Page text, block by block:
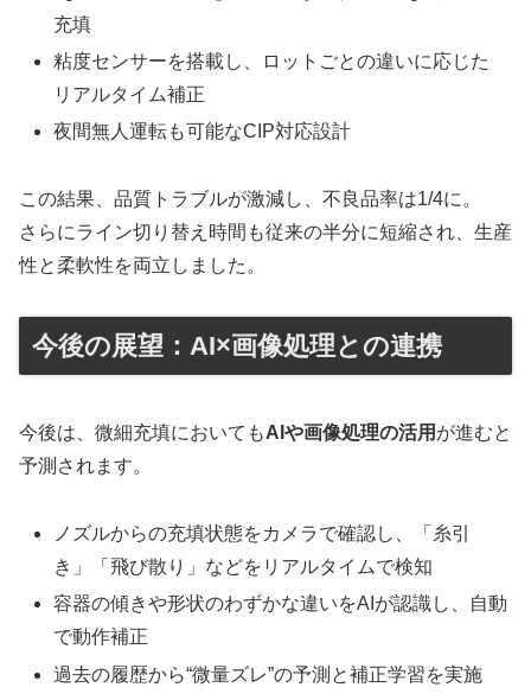
充填
粘度センサーを搭載し、ロットごとの違いに応じた
リアルタイム補正
夜間無人運転も可能なCIP対応設計
この結果、品質トラブルが激減し、不良品率は1/4に。
さらにライン切り替え時間も従来の半分に短縮され、生産
性と柔軟性を両立しました。
今後の展望：AI×画像処理との連携
今後は、微細充填においてもAIや画像処理の活用 が進むと
予測されます。
ノズルからの充填状態をカメラで確認し、「糸引
き」「飛び散り」などをリアルタイムで検知
容器の傾きや形状のわずかな違いをAIが認識し、自動
で動作補正
過去の履歴から“微量ズレ”の予測と補正学習を実施